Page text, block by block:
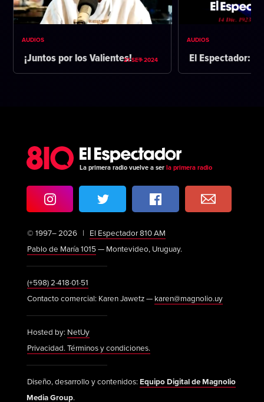
AUDIOS
¡Juntos por los Valientes!21 SET 2024
AUDIOS
El Espectador:
La primera radio vuelve a ser la primera radio
© 1997– 2026 | El Espectador 810 AM
Pablo de María 1015— Montevideo, Uruguay.
(+598) 2·418·01·51
Contacto comercial: Karen Jawetz — karen@magnolio.uy
Hosted by: NetUy
Privacidad. Términos y condiciones.
Diseño, desarrollo y contenidos:Equipo Digital de Magnolio
Media Group.